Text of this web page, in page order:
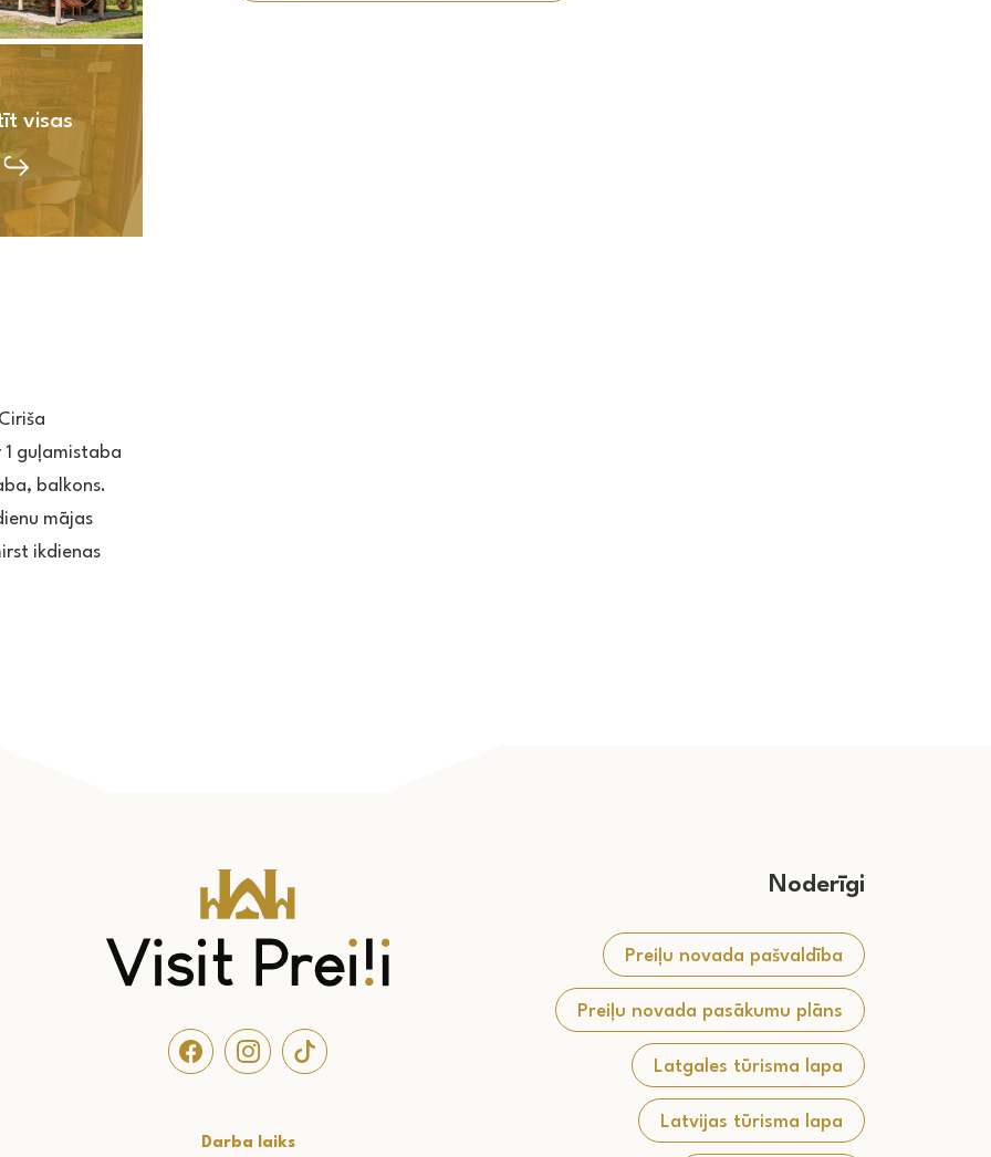
visas
guļamistaba
balkons.
mājas
ikdienas
Darba laiks
Noderīgi
Preiļu novada pašvaldība
Preiļu novada pasākumu plāns
Latgales tūrisma lapa
Latvijas tūrisma lapa